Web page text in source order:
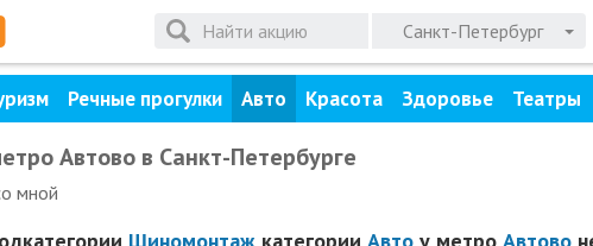
Санкт-Петербург
Речные прогулки Авто Красота Здоровье Театры
Автово в Санкт-Петербурге
мной